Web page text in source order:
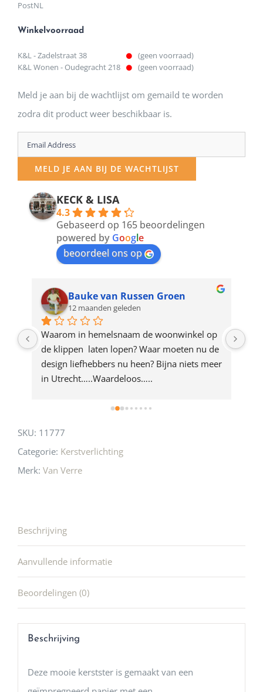
PostNL
Winkelvoorraad
K&L - Zadelstraat 38
(geen voorraad)
K&L Wonen - Oudegracht 218
(geen voorraad)
Meld je aan bij de wachtlijst om gemaild te worden
zodra dit product weer beschikbaar is.
Enter
your
email
address
product
MELD JE AAN BIJ DE WACHTLIJST
KECK & LISA
4.3
Gebaseerd op 165 beoordelingen
powered by Google
beoordeel ons op
Bauke van Russen Groen
12 maanden geleden
Waarom in hemelsnaam de woonwinkel op
de klippen  laten lopen? Waar moeten nu de
design liefhebbers nu heen? Bijna niets meer
in Utrecht…..Waardeloos…..
SKU: 11777
Categorie: Kerstverlichting
Merk: Van Verre
Beschrijving
Aanvullende informatie
Beoordelingen (0)
Beschrijving
Deze mooie kerstster is gemaakt van een